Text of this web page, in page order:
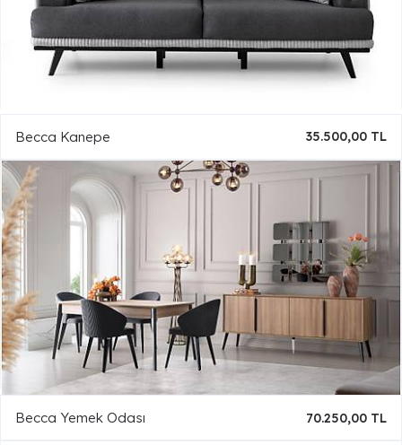
Becca Kanepe 35.500,00 TL
Becca Yemek Odası 70.250,00 TL